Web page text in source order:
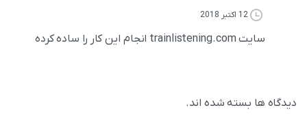
12 اکتبر 2018
سایت trainlistening.com انجام این کار را ساده کرده
دیدگاه ها بسته شده اند.